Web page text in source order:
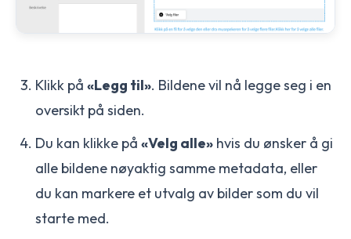
Klikk på «Legg til». Bildene vil nå legge seg i en
oversikt på siden.
Du kan klikke på «Velg alle» hvis du ønsker å gi
alle bildene nøyaktig samme metadata, eller
du kan markere et utvalg av bilder som du vil
starte med.